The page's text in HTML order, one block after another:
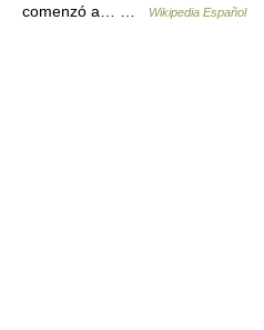
comenzó a… …
Wikipedia Español